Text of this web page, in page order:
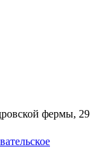
фермы, 29